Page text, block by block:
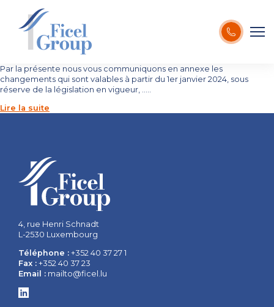
Par la présente nous vous communiquons en annexe les
changements qui sont valables à partir du 1er janvier 2024, sous
réserve de la législation en vigueur, …..
Lire la suite
4, rue Henri Schnadt
L-2530 Luxembourg
Téléphone : +352 40 37 27 1
Fax :+352 40 37 23
Email : mailto@ficel.lu